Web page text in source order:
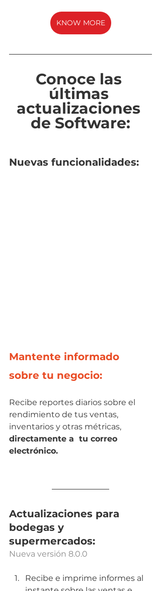
KNOW MORE
Conoce las
últimas
actualizaciones
de Software:
Nuevas funcionalidades:
Mantente informado
sobre tu negocio:
Recibe reportes diarios sobre el
rendimiento de tus ventas,
inventarios y otras métricas,
directamente a  tu correo
electrónico.
Actualizaciones para
bodegas y
supermercados:
Nueva versión 8.0.0
Recibe e imprime informes al